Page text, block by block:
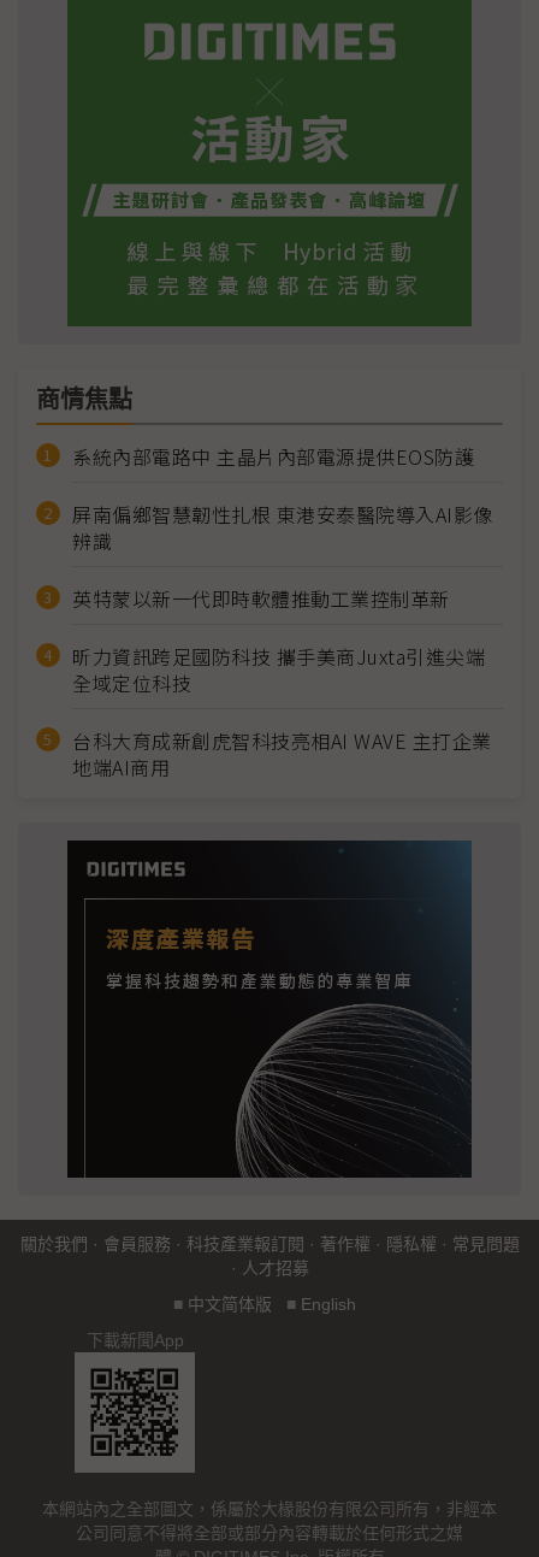
商情焦點
系統內部電路中 主晶片內部電源提供EOS防護
屏南偏鄉智慧韌性扎根 東港安泰醫院導入AI影像
辨識
英特蒙以新一代即時軟體推動工業控制革新
昕力資訊跨足國防科技 攜手美商Juxta引進尖端
全域定位科技
台科大育成新創虎智科技亮相AI WAVE 主打企業
地端AI商用
關於我們 · 會員服務 · 科技產業報訂閱 · 著作權 · 隱私權 · 常見問題
· 人才招募
■ 中文简体版 ■ English
下載新聞App
本網站內之全部圖文，係屬於大椽股份有限公司所有，非經本
公司同意不得將全部或部分內容轉載於任何形式之媒